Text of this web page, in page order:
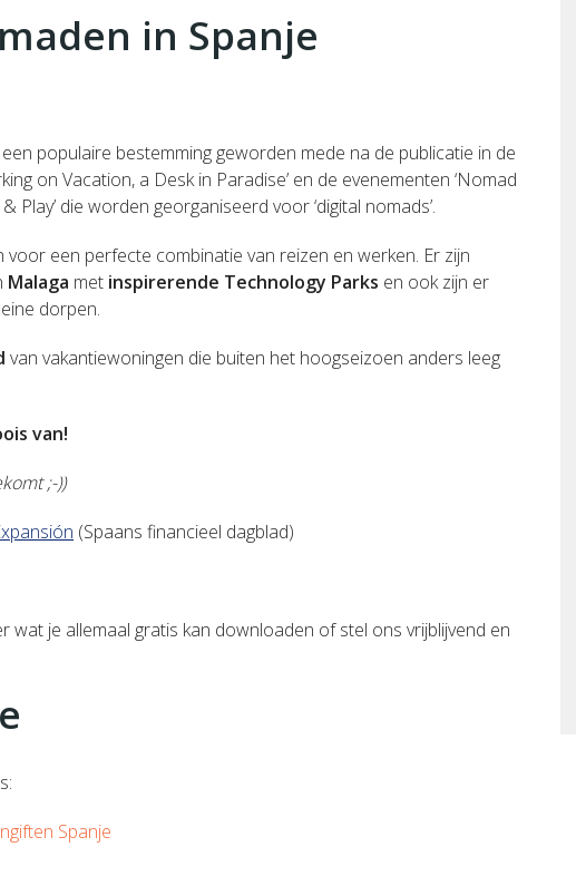
in Spanje
een populaire bestemming geworden mede na de publicatie in de
on Vacation, a Desk in Paradise’ en de evenementen ‘Nomad
Play’ die worden georganiseerd voor ‘digital nomads’.
voor een perfecte combinatie van reizen en werken. Er zijn
Malaga met inspirerende Technology Parks en ook zijn er
dorpen.
van vakantiewoningen die buiten het hoogseizoen anders leeg
van!
;-))
(Spaans financieel dagblad)
wat je allemaal gratis kan downloaden of stel ons vrijblijvend en
Spanje